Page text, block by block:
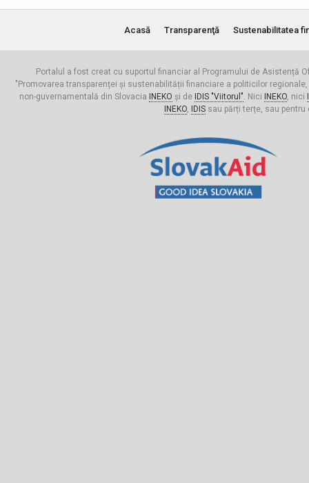
Acasă Transparenţă Sustenabilitatea
Portalul a fost creat cu suportul financiar al Programului de Asistență
"Promovarea transparenței și sustenabilității financiare a politicilor
non-guvernamentală din Slovacia
INEKO și de IDIS "Viitorul". Nici INEKO, nici
INEKO, IDISsau părți terțe, sau pentru